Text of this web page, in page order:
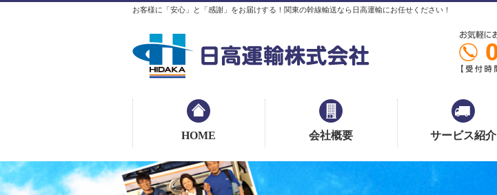
お客様に「安心」と「感謝」をお届けする！関東の幹線輸送なら日高運輸にお任せください！
HOME 会社概要 サービス紹介